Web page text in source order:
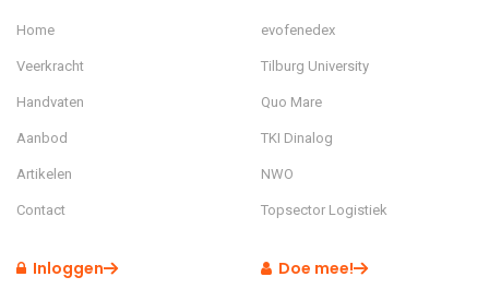
Home
Veerkracht
Handvaten
Aanbod
Artikelen
Contact
evofenedex
Tilburg University
Quo Mare
TKI Dinalog
NWO
Topsector Logistiek
Inloggen Doe mee!